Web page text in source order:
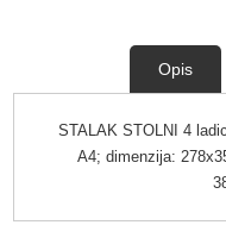
Opis
STALAK STOLNI 4
A4; dimenzija: